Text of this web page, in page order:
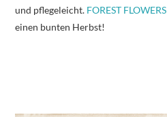
und pflegeleicht. FOREST FLOWERS
einen bunten Herbst!